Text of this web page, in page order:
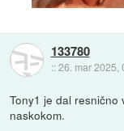
133780
::26. mar 2025,
Tony1 je dal resnično
naskokom.